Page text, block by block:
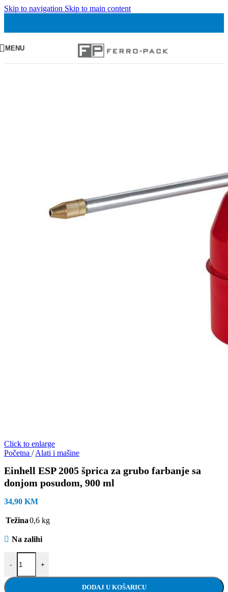
Skip to navigation Skip to main content
MENU
Click to enlarge
Početna / Alati i mašine
Einhell ESP 2005 šprica za grubo farbanje sa
donjom posudom, 900 ml
34,90 KM
Težina0,6 kg
Na zalihi
-
Einhell ESP 2005 šprica za grubo farbanje sa donjom posudom, 900
+
DODAJ U KOŠARICU